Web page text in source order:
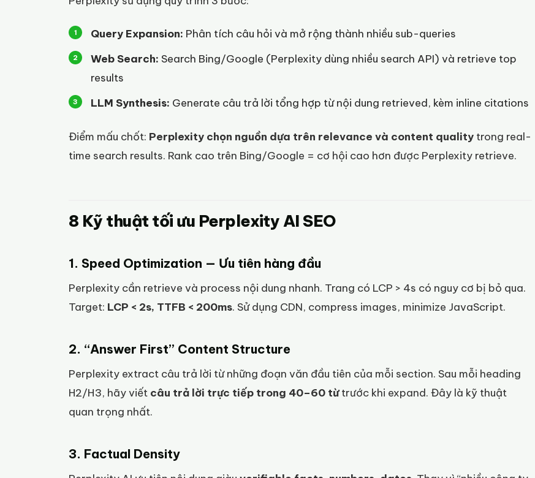
Query Expansion: Phân tích câu hỏi và mở rộng thành nhiều sub-queries
Web Search: Search Bing/Google (Perplexity dùng nhiều search API) và retrieve top
results
LLM Synthesis: Generate câu trả lời tổng hợp từ nội dung retrieved, kèm inline citations
Điểm mấu chốt: Perplexity chọn nguồn dựa trên relevance và content quality trong real-
time search results. Rank cao trên Bing/Google = cơ hội cao hơn được Perplexity retrieve.
8 Kỹ thuật tối ưu Perplexity AI SEO
1. Speed Optimization — Ưu tiên hàng đầu
Perplexity cần retrieve và process nội dung nhanh. Trang có LCP > 4s có nguy cơ bị bỏ qua.
Target: LCP < 2s, TTFB < 200ms. Sử dụng CDN, compress images, minimize JavaScript.
2. “Answer First” Content Structure
Perplexity extract câu trả lời từ những đoạn văn đầu tiên của mỗi section. Sau mỗi heading
H2/H3, hãy viết câu trả lời trực tiếp trong 40–60 từtrước khi expand. Đây là kỹ thuật
quan trọng nhất.
3. Factual Density